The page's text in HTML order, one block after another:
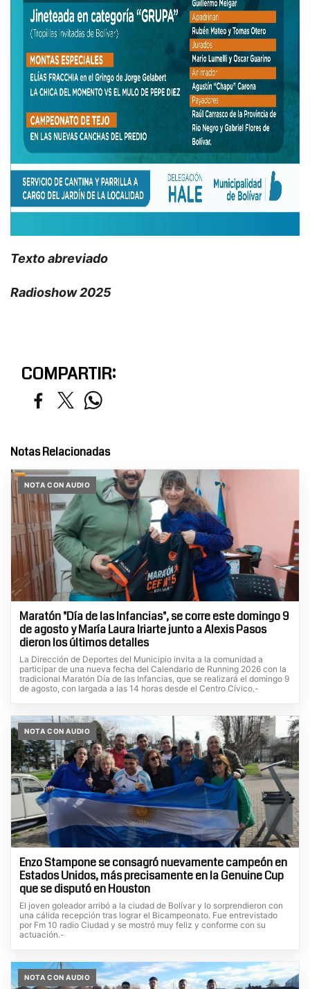
Texto abreviado
Radioshow 2025
COMPARTIR:
Notas Relacionadas
NOTA CON AUDIO
Maratón "Día de las Infancias", se corre este domingo 9
de agosto y María Laura Iriarte junto a Alexis Pasos
dieron los últimos detalles
La Dirección de Deportes del Municipio invita a la comunidad a
participar de una nueva fecha del Calendario de Running 2026 con la
tradicional Maratón Día de las Infancias, que se realizará el domingo 9
de agosto, con largada a las 14 horas desde el Centro Cívico.-
NOTA CON AUDIO
Enzo Stampone se consagró nuevamente campeón en
Estados Unidos, más precisamente en la Genuine Cup
que se disputó en Houston
El joven goleador arribó a la ciudad de Bolívar y lo sorprendieron con
una cálida recepción tras lograr el Bicampeonato. Fue entrevistado
por Fm 10 radio Ciudad y se mostró muy feliz y conforme con su
actuación.-
NOTA CON AUDIO